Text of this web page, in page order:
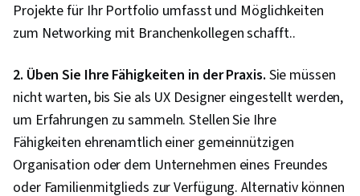
Projekte für Ihr Portfolio umfasst und Möglichkeiten
zum Networking mit Branchenkollegen schafft..
2. Üben Sie Ihre Fähigkeiten in der Praxis. Sie müssen
nicht warten, bis Sie als UX Designer eingestellt werden,
um Erfahrungen zu sammeln. Stellen Sie Ihre
Fähigkeiten ehrenamtlich einer gemeinnützigen
Organisation oder dem Unternehmen eines Freundes
oder Familienmitglieds zur Verfügung. Alternativ können